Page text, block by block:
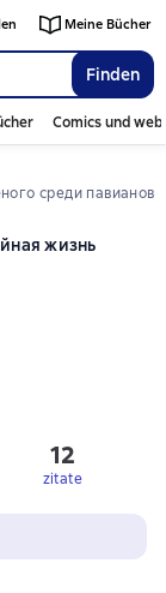
Finden
Meine Bücher
Comics und
среди павианов
жизнь
12
zitate